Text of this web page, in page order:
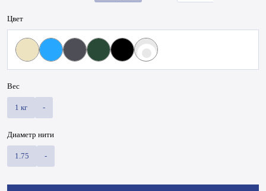
Цвет
Вес
1 кг -
Диаметр нити
1.75 -